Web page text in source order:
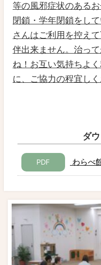
等の風邪症状のある
閉鎖・学年閉鎖をし
さんはご利用を控え
伴出来ません。治っ
ね！お互い気持ちよ
に、ご協力の程宜しく
ダ
PDF わらべ